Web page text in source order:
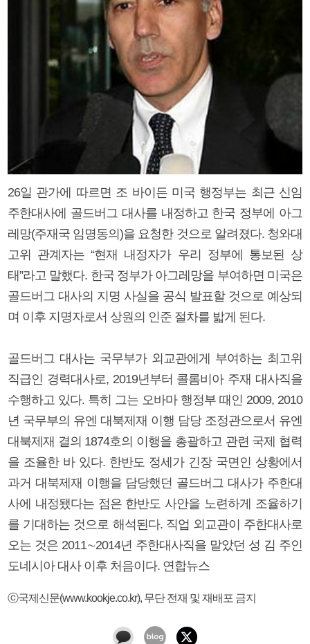
26일 관가에 따르면 조 바이든 미국 행정부는 최근 신임
주한대사에 골드버그 대사를 내정하고 한국 정부에 아그
레망(주재국 임명동의)을 요청한 것으로 알려졌다. 청와대
고위 관계자는 “현재 내정자가 우리 정부에 통보된 상
태”라고 말했다. 한국 정부가 아그레망을 부여하면 미국은
골드버그 대사의 지명 사실을 공식 발표할 것으로 예상되
며 이후 지명자로서 상원의 인준 절차를 밟게 된다.
골드버그 대사는 국무부가 외교관에게 부여하는 최고위
직급인 경력대사로, 2019년부터 콜롬비아 주재 대사직을
수행하고 있다. 특히 그는 오바마 행정부 때인 2009, 2010
년 국무부의 유엔 대북제재 이행 담당 조정관으로서 유엔
대북제재 결의 1874호의 이행을 총괄하고 관련 국제 협력
을 조율한 바 있다. 한반도 정세가 긴장 국면인 상황에서
과거 대북제재 이행을 담당했던 골드버그 대사가 주한대
사에 내정됐다는 점은 한반도 사안을 노련하게 조율하기
를 기대하는 것으로 해석된다. 직업 외교관이 주한대사로
오는 것은 2011∼2014년 주한대사직을 맡았던 성 김 주인
도네시아 대사 이후 처음이다. 연합뉴스
ⓒ국제신문(www.kookje.co.kr), 무단 전재 및 재배포 금지